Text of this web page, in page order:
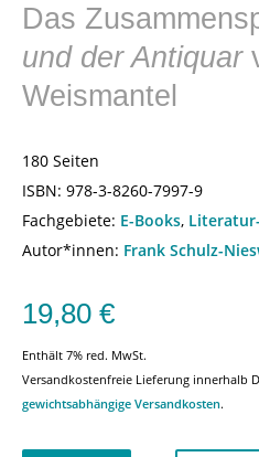
Das
und der Antiquar
Weismantel
180 Seiten
ISBN: 978-3-8260-7997-9
Fachgebiete: E-Books,
Autor*innen: Frank Schulz-
19,80 €
Enthält 7% red. MwSt.
Versandkostenfreie Lieferung innerhalb
gewichtsabhängige Versandkosten.